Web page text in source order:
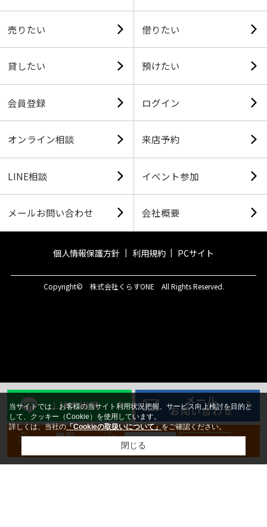
売りたい 借りたい
貸したい 預けたい
会員登録 ログイン
オンライン相談 来店予約
LINE相談 イベント参加
メールお問い合わせ 会社概要
個人情報保護方針 利用規約 PCサイト
LINE相談 メール
お問い合わせ
無料 新規登録
Copyright© 株式会社くらすONE All Rights Reserved.
当サイトでは、お客様の当サイト利用状況把握、サービス向上検討を目的と
して、クッキー（Cookie）を使用しています。
詳しくは、当社の「Cookieの取扱いについて」をご確認ください。
閉じる